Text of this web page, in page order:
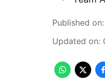
Published on:
Updated on: